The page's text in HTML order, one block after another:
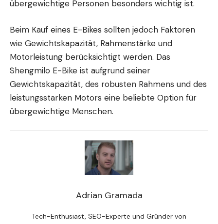
übergewichtige Personen besonders wichtig ist.
Beim Kauf eines E-Bikes sollten jedoch Faktoren
wie Gewichtskapazität, Rahmenstärke und
Motorleistung berücksichtigt werden. Das
Shengmilo E-Bike ist aufgrund seiner
Gewichtskapazität, des robusten Rahmens und des
leistungsstarken Motors eine beliebte Option für
übergewichtige Menschen.
Adrian Gramada
Tech-Enthusiast, SEO-Experte und Gründer von